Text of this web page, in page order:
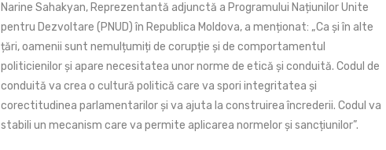
Narine Sahakyan, Reprezentantă adjunctă a Programului Națiunilor Unite
pentru Dezvoltare (PNUD) în Republica Moldova, a menționat: „Ca și în alte
țări, oamenii sunt nemulțumiți de corupție și de comportamentul
politicienilor și apare necesitatea unor norme de etică și conduită. Codul de
conduită va crea o cultură politică care va spori integritatea și
corectitudinea parlamentarilor și va ajuta la construirea încrederii. Codul va
stabili un mecanism care va permite aplicarea normelor și sancțiunilor”.